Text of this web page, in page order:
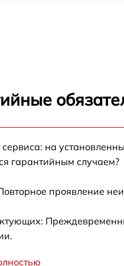
головки Canon
Wi-Fi Canon Pixma Ip4200
сервиса: на
гарантийным случаем?
проявление